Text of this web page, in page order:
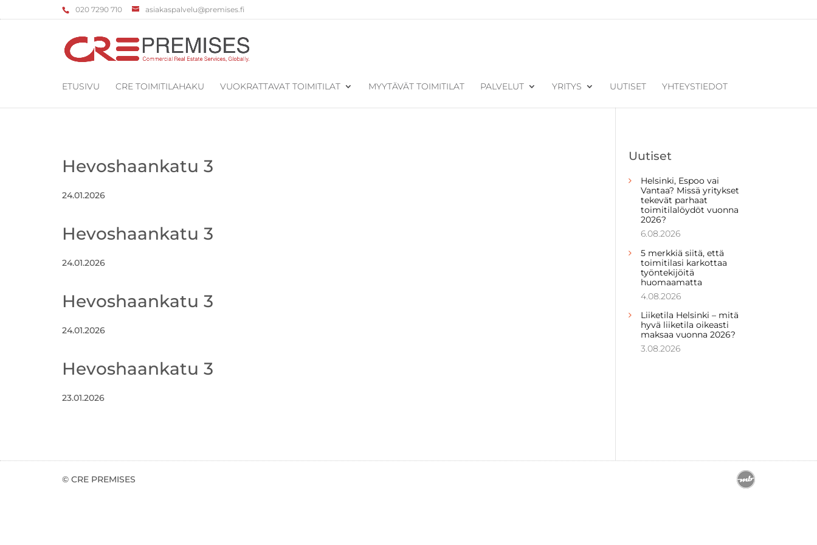
‌020 7290 710 asiakaspalvelu@premises.fi
ETUSIVU CRE TOIMITILAHAKU VUOKRATTAVAT TOIMITILAT MYYTÄVÄT TOIMITILAT PALVELUT YRITYS UUTISET YHTEYSTIEDOT
Hevoshaankatu 3
24.01.2026
Hevoshaankatu 3
24.01.2026
Hevoshaankatu 3
24.01.2026
Hevoshaankatu 3
23.01.2026
Uutiset
Helsinki, Espoo vai
Vantaa? Missä yritykset
tekevät parhaat
toimitilalöydöt vuonna
2026?
6.08.2026
5 merkkiä siitä, että
toimitilasi karkottaa
työntekijöitä
huomaamatta
4.08.2026
Liiketila Helsinki – mitä
hyvä liiketila oikeasti
maksaa vuonna 2026?
3.08.2026
© CRE PREMISES